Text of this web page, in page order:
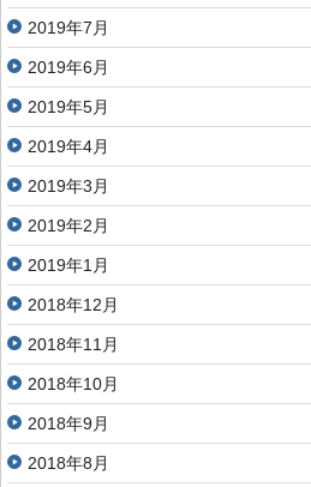
2019年7月
2019年6月
2019年5月
2019年4月
2019年3月
2019年2月
2019年1月
2018年12月
2018年11月
2018年10月
2018年9月
2018年8月